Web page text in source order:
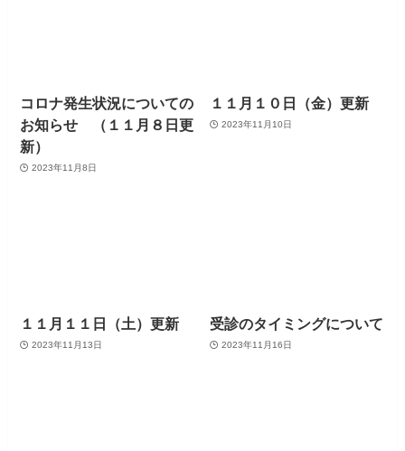
コロナ発生状況についての
お知らせ （１１月８日更
新）
2023年11月8日
１１月１０日（金）更新
2023年11月10日
１１月１１日（土）更新
2023年11月13日
受診のタイミングについて
2023年11月16日